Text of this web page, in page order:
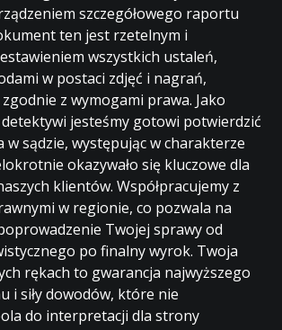
szczegółowego raportu
ten jest rzetelnym i
wszystkich ustaleń,
w postaci zdjęć i nagrań,
z wymogami prawa. Jako
jesteśmy gotowi potwierdzić
w sądzie, występując w charakterze
okazywało się kluczowe dla
klientów. Współpracujemy z
w regionie, co pozwala na
Twojej sprawy od
po finalny wyrok. Twoja
rękach to gwarancja najwyższego
i siły dowodów, które nie
do interpretacji dla strony